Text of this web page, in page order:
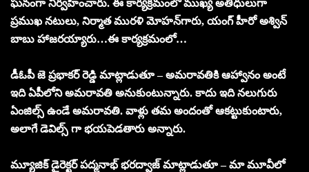
ఘనంగా నిర్వహించారు. ఈ కార్య‌క్ర‌మంలో ముఖ్య అతిధులుగా
ప్ర‌ముఖ న‌టులు, నిర్మాత ముర‌ళి మోహ‌న్‌గారు, యంగ్ హీరో అశ్విన్
బాబు హాజ‌ర‌య్యారు…ఈ కార్య‌క్ర‌మంలో…
డీఓపీ జె ప్రభాకర్ రెడ్డి మాట్లాడుతూ – అమరావతికి ఆహ్వానం అంటే
ఇది ఏపీలోని అమరావతి అనుకుంటున్నారు. కాదు ఇది నలుగురు
ఏంజిల్స్ ఉండే అమరావతి. వాళ్లు తమ అందంతో ఆకట్టుకుంటారు,
అలాగే డెవిల్స్ గా భయపెడతారు అన్నారు.
మ్యూజిక్ డైరెక్టర్ పద్మనాభ్ భరద్వాజ్ మాట్లాడుతూ – మా మూవీలో